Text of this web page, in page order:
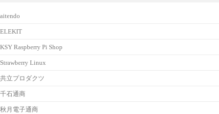
aitendo
ELEKIT
KSY Raspberry Pi Shop
Strawberry Linux
共立プロダクツ
千石通商
秋月電子通商